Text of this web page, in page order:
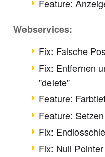
Feature:
Webservices:
Fix: Falsche
Fix: Entfernen
"delete"
Feature:
Feature:
Fix:
Fix: Null